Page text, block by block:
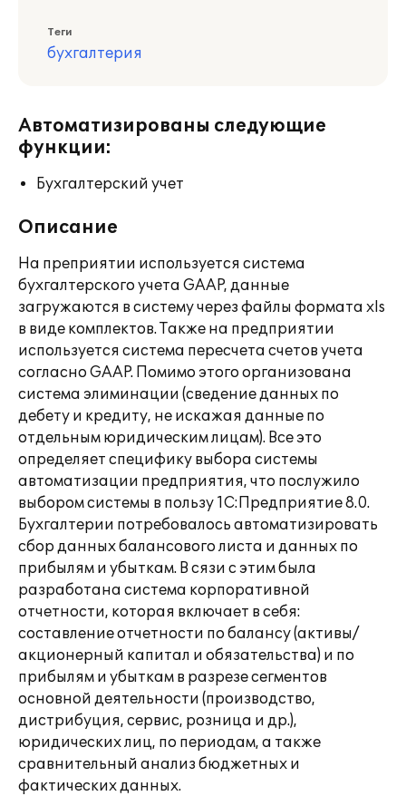
Теги
бухгалтерия
Автоматизированы следующие
функции:
Бухгалтерский учет
Описание
На преприятии используется система
бухгалтерского учета GAAP, данные
загружаются в систему через файлы формата xls
в виде комплектов. Также на предприятии
используется система пересчета счетов учета
согласно GAAP. Помимо этого организована
система элиминации (сведение данных по
дебету и кредиту, не искажая данные по
отдельным юридическим лицам). Все это
определяет специфику выбора системы
автоматизации предприятия, что послужило
выбором системы в пользу 1С:Предприятие 8.0.
Бухгалтерии потребовалось автоматизировать
сбор данных балансового листа и данных по
прибылям и убыткам. В сязи с этим была
разработана система корпоративной
отчетности, которая включает в себя:
составление отчетности по балансу (активы/
акционерный капитал и обязательства) и по
прибылям и убыткам в разрезе сегментов
основной деятельности (производство,
дистрибуция, сервис, розница и др.),
юридических лиц, по периодам, а также
сравнительный анализ бюджетных и
фактических данных.